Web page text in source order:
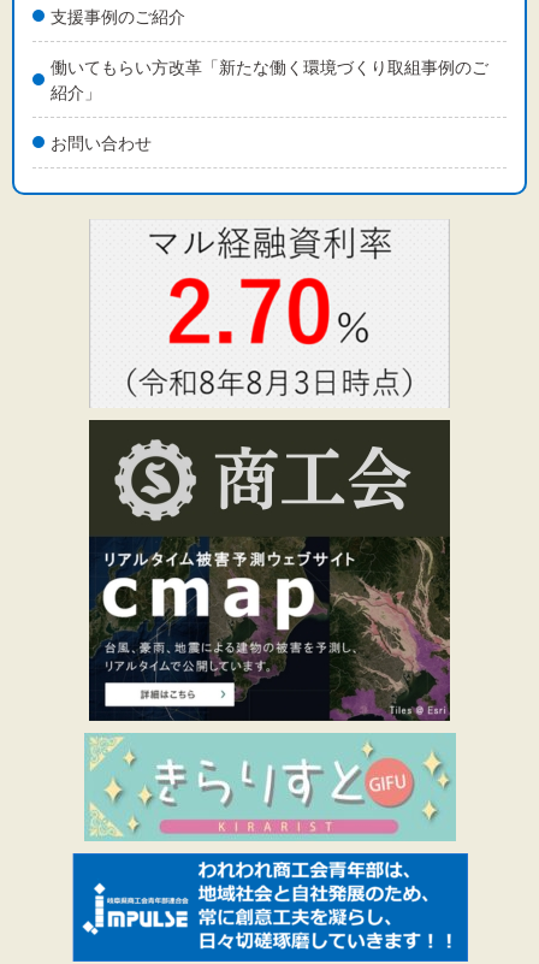
支援事例のご紹介
働いてもらい方改革「新たな働く環境づくり取組事例のご
紹介」
お問い合わせ